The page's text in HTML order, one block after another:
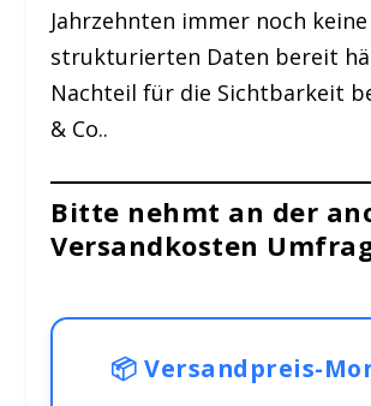
Jahrzehnten immer noch keine
strukturierten Daten bereit
Nachteil für die Sichtbarkeit
& Co..
Bitte nehmt an der
Versandkosten
📦 Versandpreis-